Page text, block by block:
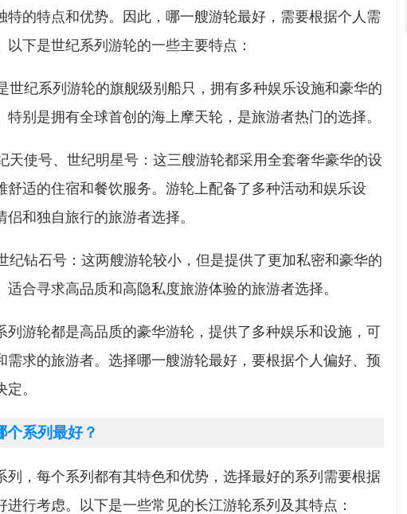
特的特点和优势。因此，哪一艘游轮最好，需要根据个人需
以下是世纪系列游轮的一些主要特点：
世纪系列游轮的旗舰级别船只，拥有多种娱乐设施和豪华的
特别是拥有全球首创的海上摩天轮，是旅游者热门的选择。
天使号、世纪明星号：这三艘游轮都采用全套奢华豪华的设
舒适的住宿和餐饮服务。游轮上配备了多种活动和娱乐设
和独自旅行的旅游者选择。
纪钻石号：这两艘游轮较小，但是提供了更加私密和豪华的
适合寻求高品质和高隐私度旅游体验的旅游者选择。
列游轮都是高品质的豪华游轮，提供了多种娱乐和设施，可
需求的旅游者。选择哪一艘游轮最好，要根据个人偏好、预
。
个系列最好？
列，每个系列都有其特色和优势，选择最好的系列需要根据
进行考虑。以下是一些常见的长江游轮系列及其特点：